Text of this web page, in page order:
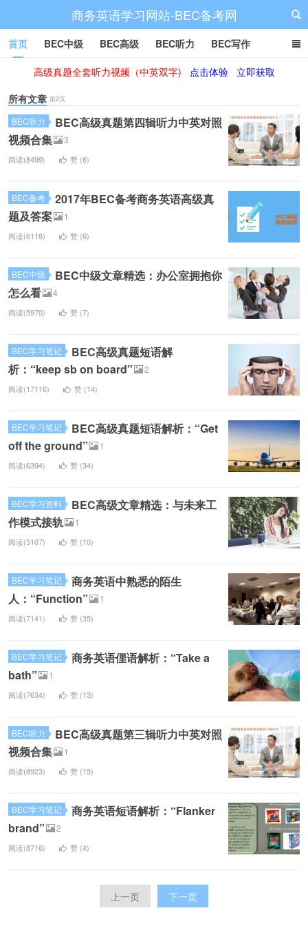
商务英语学习网站-BEC备考网
首页 BEC中级 BEC高级 BEC听力 BEC写作
BEC阅读 BEC词汇 BEC视频 BEC真题 BEC备考
高级真题全套听力视频（中英双字) 点击体验
立即获取
所有文章 第2页
BEC听力
BEC高级真题第四辑听力中英对照
视频合集
3
阅读(8499) 赞 (6)
BEC备考
2017年BEC备考商务英语高级真
题及答案
1
阅读(6118) 赞 (6)
BEC中级
BEC中级文章精选：办公室拥抱你
怎么看
4
阅读(5970) 赞 (7)
BEC学习笔记
BEC高级真题短语解
析：“keep sb on board”
2
阅读(17116) 赞 (14)
BEC学习笔记
BEC高级真题短语解析：“Get
off the ground”
1
阅读(6394) 赞 (34)
BEC学习资料
BEC高级文章精选：与未来工
作模式接轨
1
阅读(5107) 赞 (10)
BEC学习笔记
商务英语中熟悉的陌生
人：“Function”
1
阅读(7141) 赞 (35)
BEC学习笔记
商务英语俚语解析：“Take a
bath”
1
阅读(7634) 赞 (13)
BEC听力
BEC高级真题第三辑听力中英对照
视频合集
1
阅读(8923) 赞 (15)
BEC学习笔记
商务英语短语解析：“Flanker
brand”
2
阅读(8716) 赞 (4)
上一页 下一页